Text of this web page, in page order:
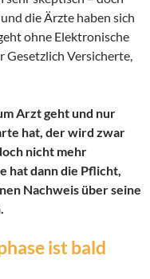
die Ärzte haben sich
ohne Elektronische
Gesetzlich Versicherte,
Arzt geht und nur
hat, der wird zwar
nicht mehr
hat dann die Pflicht,
Nachweis über seine
ist bald